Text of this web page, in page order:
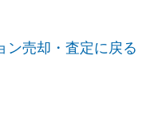
ン売却・査定に戻る